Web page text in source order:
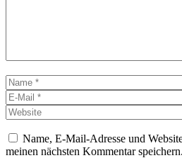
Name
Name, E-Mail-Adresse und
meinen nächsten Kommentar speichern.